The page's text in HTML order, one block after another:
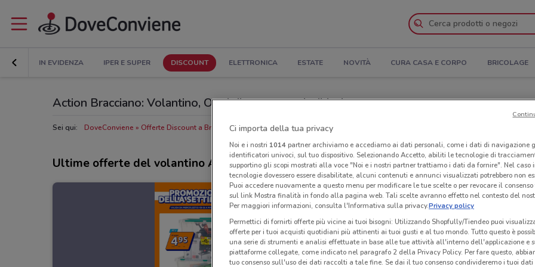
IN EVIDENZA IPER E SUPER DISCOUNT ELETTRONICA ESTATE NOVITÀ CURA CASA E CORPO BRICOLAGE
Action Bracciano: Volantino, Orari di apertura e Indirizzi
Sei qui: DoveConviene Offerte Discount a Bracciano Negozi Action a Bracciano
Ultime offerte del volantino Action
Ci importa della tua privacy
Noi e i nostri 1014partner archiviamo e accediamo ai dati personali, come i dati di navigazione
identificatori univoci, sul tuo dispositivo. Selezionando Accetto, abiliti le tecnologie di
supportino gli scopi mostrati alla voce "Noi e i nostri partner trattiamo i dati da fornire". Nel caso
tecnologie dovessero essere disabilitate, alcuni contenuti e annunci visualizzati potrebbero non
Puoi accedere nuovamente a questo menu per modificare le tue scelte o per revocare il
sul link Mostra finalità in fondo alla pagina web. Tali scelte avranno effetto nel contesto del
Per maggiori informazioni, consulta l'Informativa sulla privacy.Privacy policy
Permettici di fornirti offerte più vicine ai tuoi bisogni: Utilizzando Shopfully/Tiendeo puoi
offerte per i tuoi acquisti quotidiani più attinenti ai tuoi gusti e al tuo mondo. Tutto questo è
una serie di strumenti e analisi effettuate in base alle tue attività all'interno dell'applicazione e
piattaforme collegate, come indicato nel paragrafo 2 della Privacy Policy. Per fare questo,
tuo consenso sull'uso dei dati raccolti a tale fine. Se dai il tuo consenso condivideremo i tuoi dati